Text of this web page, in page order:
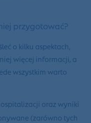
przygotować?
o kilku aspektach,
więcej informacji, a
wszystkim warto
oraz wyniki
(zarówno tych